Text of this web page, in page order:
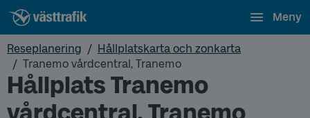
Meny
Reseplanering
Hållplatskarta och zonkarta
Tranemo vårdcentral, Tranemo
Hållplats Tranemo